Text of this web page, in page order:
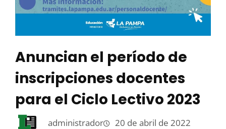
Anuncian el período de
inscripciones docentes
para el Ciclo Lectivo 2023
administrador 20 de abril de 2022